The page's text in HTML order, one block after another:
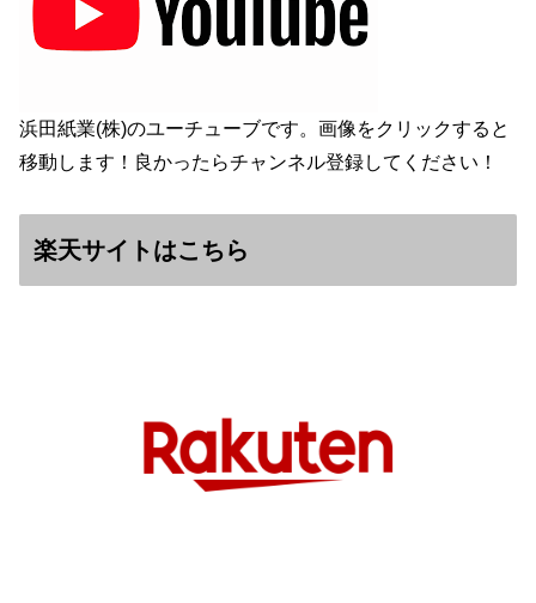
浜田紙業(株)のユーチューブです。画像をクリックすると
移動します！良かったらチャンネル登録してください！
楽天サイトはこちら